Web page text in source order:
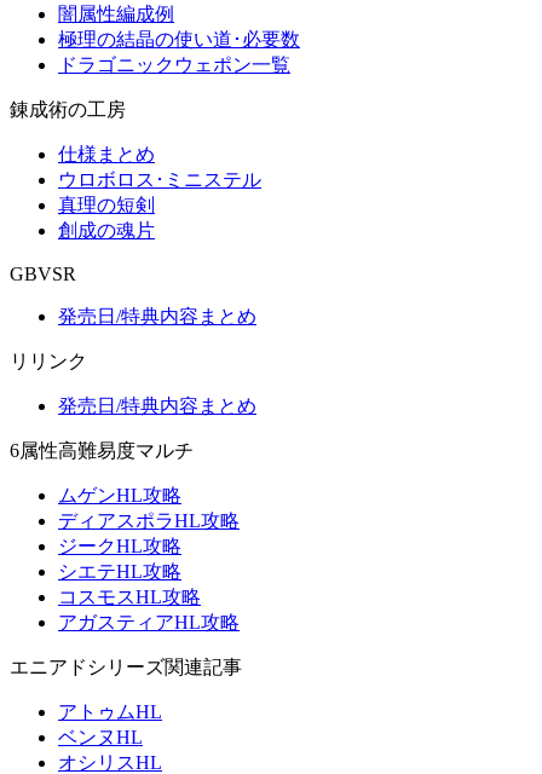
闇属性編成例
極理の結晶の使い道･必要数
ドラゴニックウェポン一覧
錬成術の工房
仕様まとめ
ウロボロス･ミニステル
真理の短剣
創成の魂片
GBVSR
発売日/特典内容まとめ
リリンク
発売日/特典内容まとめ
6属性高難易度マルチ
ムゲンHL攻略
ディアスポラHL攻略
ジークHL攻略
シエテHL攻略
コスモスHL攻略
アガスティアHL攻略
エニアドシリーズ関連記事
アトゥムHL
ベンヌHL
オシリスHL